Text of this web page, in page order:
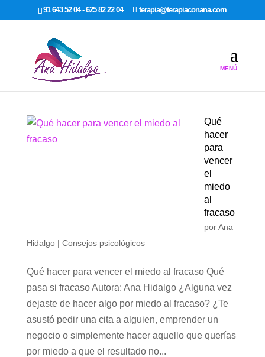
google-site-verification: google7dcda757e565a307.html
91 643 52 04 - 625 82 22 04 terapia@terapiaconana.com
Qué
hacer
para
vencer
el
miedo
al
fracaso
porAna
Hidalgo| Consejos psicológicos
Qué hacer para vencer el miedo al fracaso Qué
pasa si fracaso Autora: Ana Hidalgo ¿Alguna vez
dejaste de hacer algo por miedo al fracaso? ¿Te
asustó pedir una cita a alguien, emprender un
negocio o simplemente hacer aquello que querías
por miedo a que el resultado no...